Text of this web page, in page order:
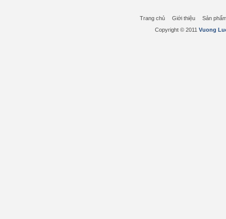
Trang chủ Giới thiệu
Sản
Copyright © 2011 Vuong